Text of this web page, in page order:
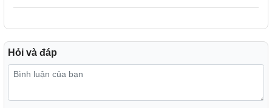
Hỏi và đáp